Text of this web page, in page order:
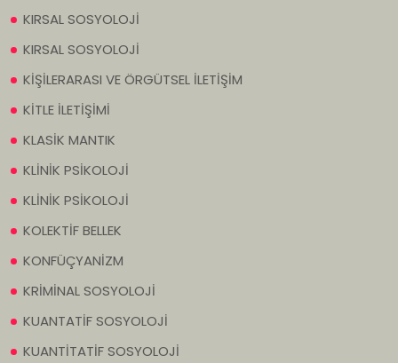
KIRSAL SOSYOLOJİ
KIRSAL SOSYOLOJİ
KİŞİLERARASI VE ÖRGÜTSEL İLETİŞİM
KİTLE İLETİŞİMİ
KLASİK MANTIK
KLİNİK PSİKOLOJİ
KLİNİK PSİKOLOJİ
KOLEKTİF BELLEK
KONFÜÇYANİZM
KRİMİNAL SOSYOLOJİ
KUANTATİF SOSYOLOJİ
KUANTİTATİF SOSYOLOJİ